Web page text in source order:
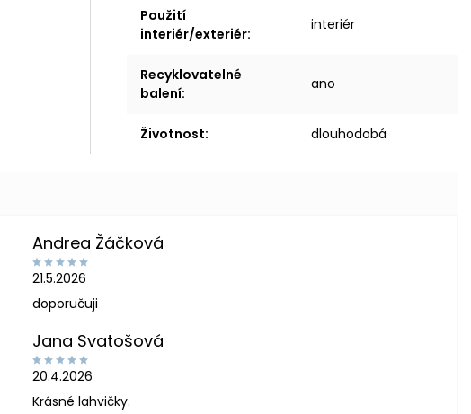
Použití
interiér/exteriér:
interiér
Recyklovatelné
balení:
ano
Životnost: dlouhodobá
Andrea Žáčková
21.5.2026
doporučuji
Jana Svatošová
20.4.2026
Krásné lahvičky.